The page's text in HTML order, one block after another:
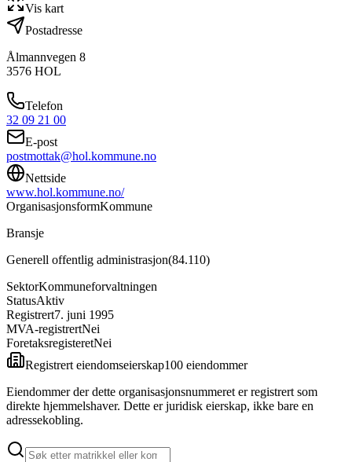
Vis kart
Postadresse
Ålmannvegen 8
3576 HOL
Telefon
32 09 21 00
E-post
postmottak@hol.kommune.no
Nettside
www.hol.kommune.no/
OrganisasjonsformKommune
Bransje
Generell offentlig administrasjon(84.110)
SektorKommuneforvaltningen
StatusAktiv
Registrert7. juni 1995
MVA-registrertNei
ForetaksregisteretNei
Registrert eiendomseierskap100 eiendommer
Eiendommer der dette organisasjonsnummeret er registrert som
direkte hjemmelshaver. Dette er juridisk eierskap, ikke bare en
adressekobling.